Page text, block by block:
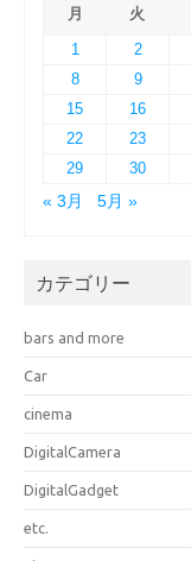
月
火
1
2
8
9
15
16
22
23
29
30
« 3月
5月 »
カテゴリー
bars and more
Car
cinema
DigitalCamera
DigitalGadget
etc.